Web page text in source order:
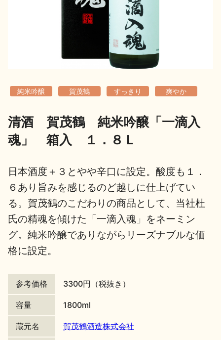
地酒解体新書
お楽しみコンテンツ
地酒川柳 地酒小説
日本酒の楽しみ方特集
純米吟醸 賀茂鶴 すっきり 爽やか
清酒 賀茂鶴 純米吟醸「一滴入
魂」 箱入 １．８Ｌ
日本酒度＋３とやや辛口に設定。酸度も１．
６あり旨みを感じるのど越しに仕上げてい
る。賀茂鶴のこだわりの商品として、当社杜
氏の精魂を傾けた「一滴入魂」をネーミン
グ。純米吟醸でありながらリーズナブルな価
格に設定。
参考価格 3300円（税抜き）
容量 1800ml
蔵元名 賀茂鶴酒造株式会社